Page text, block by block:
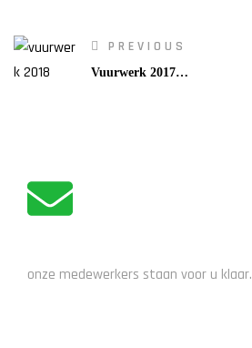
PREVIOUS
Vuurwerk 2017-
onze medewerkers staan voor u klaar.